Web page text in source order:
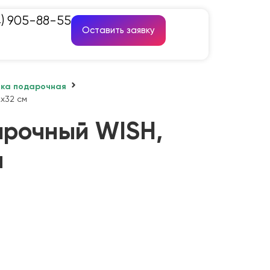
905-88-55
Оставить заявку
подарочная
см
WISH,